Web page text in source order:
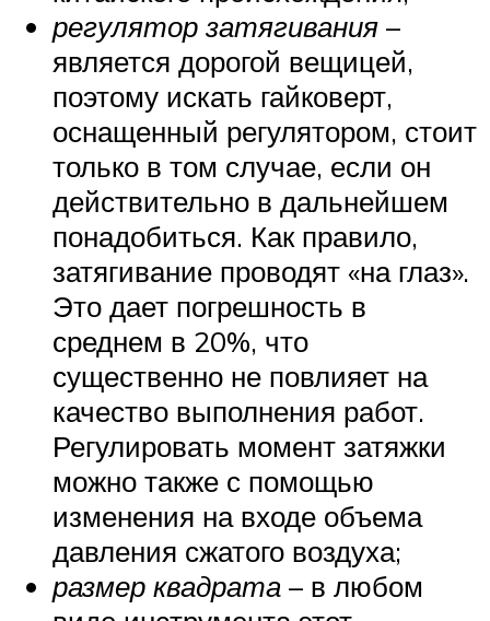
регулятор затягивания –
является дорогой вещицей,
поэтому искать гайковерт,
оснащенный регулятором, стоит
только в том случае, если он
действительно в дальнейшем
понадобиться. Как правило,
затягивание проводят «на глаз».
Это дает погрешность в
среднем в 20%, что
существенно не повлияет на
качество выполнения работ.
Регулировать момент затяжки
можно также с помощью
изменения на входе объема
давления сжатого воздуха;
размер квадрата – в любом